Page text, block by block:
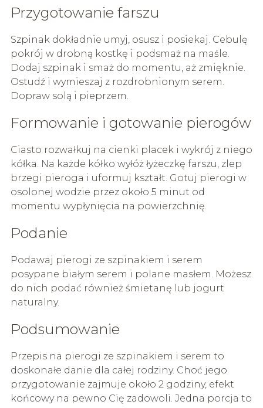
Przygotowanie farszu
Szpinak dokładnie umyj, osusz i posiekaj. Cebulę
pokrój w drobną kostkę i podsmaż na maśle.
Dodaj szpinak i smaż do momentu, aż zmięknie.
Ostudź i wymieszaj z rozdrobnionym serem.
Dopraw solą i pieprzem.
Formowanie i gotowanie pierogów
Ciasto rozwałkuj na cienki placek i wykrój z niego
kółka. Na każde kółko wyłóż łyżeczkę farszu, zlep
brzegi pieroga i uformuj kształt. Gotuj pierogi w
osolonej wodzie przez około 5 minut od
momentu wypłynięcia na powierzchnię.
Podanie
Podawaj pierogi ze szpinakiem i serem
posypane białym serem i polane masłem. Możesz
do nich podać również śmietanę lub jogurt
naturalny.
Podsumowanie
Przepis na pierogi ze szpinakiem i serem to
doskonałe danie dla całej rodziny. Choć jego
przygotowanie zajmuje około 2 godziny, efekt
końcowy na pewno Cię zadowoli. Jedna porcja to